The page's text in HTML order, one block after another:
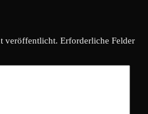
veröffentlicht. Erforderliche Felder